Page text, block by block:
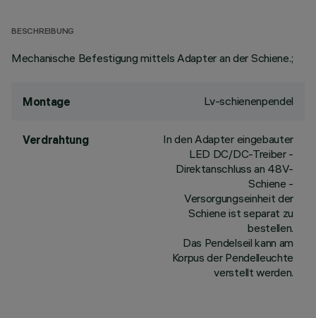
BESCHREIBUNG
Mechanische Befestigung mittels Adapter an der Schiene.;
Montage Lv-schienenpendel
Verdrahtung
In den Adapter eingebauter
LED DC/DC-Treiber -
Direktanschluss an 48V-
Schiene -
Versorgungseinheit der
Schiene ist separat zu
bestellen.
Das Pendelseil kann am
Korpus der Pendelleuchte
verstellt werden.